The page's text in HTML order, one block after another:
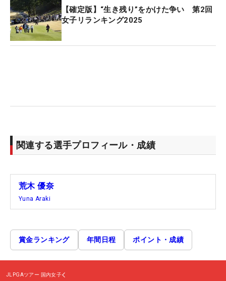
【確定版】“生き残り”をかけた争い 第2回
女子リランキング2025
関連する選手プロフィール・成績
荒木 優奈
Yuna Araki
賞金ランキング 年間日程 ポイント・成績
JLPGAツアー 国内女子